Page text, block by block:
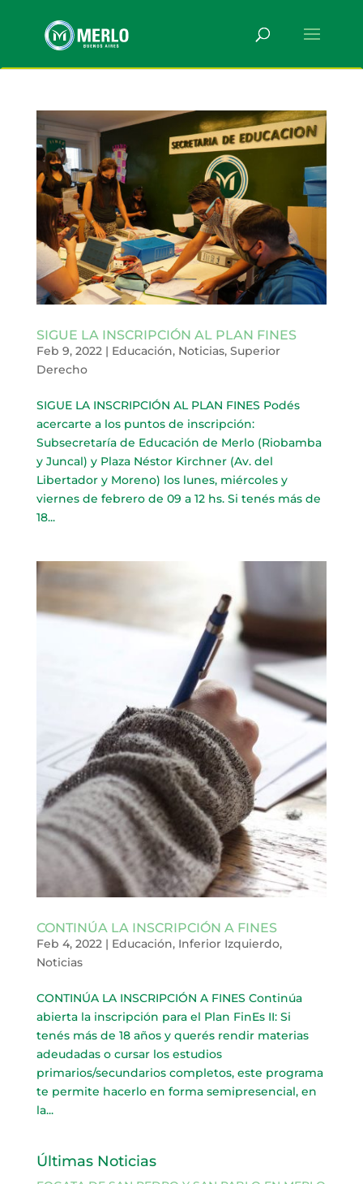
SIGUE LA INSCRIPCIÓN AL PLAN FINES
Feb 9, 2022| Educación, Noticias, Superior
Derecho
SIGUE LA INSCRIPCIÓN AL PLAN FINES Podés
acercarte a los puntos de inscripción:
Subsecretaría de Educación de Merlo (Riobamba
y Juncal) y Plaza Néstor Kirchner (Av. del
Libertador y Moreno) los lunes, miércoles y
viernes de febrero de 09 a 12 hs. Si tenés más de
18...
CONTINÚA LA INSCRIPCIÓN A FINES
Feb 4, 2022| Educación, Inferior Izquierdo,
Noticias
CONTINÚA LA INSCRIPCIÓN A FINES Continúa
abierta la inscripción para el Plan FinEs II: Si
tenés más de 18 años y querés rendir materias
adeudadas o cursar los estudios
primarios/secundarios completos, este programa
te permite hacerlo en forma semipresencial, en
la...
Últimas Noticias